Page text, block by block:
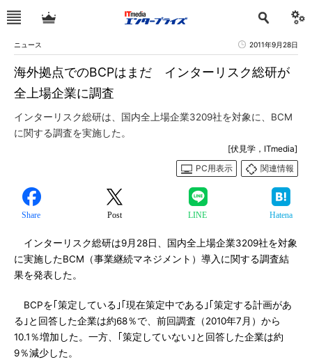
ニュース 2011年9月28日
海外拠点でのBCPはまだ インターリスク総研が
全上場企業に調査
インターリスク総研は、国内全上場企業3209社を対象に、BCM
に関する調査を実施した。
[伏見学，ITmedia]
PC用表示
関連情報
Share Post LINE Hatena
インターリスク総研は9月28日、国内全上場企業3209社を対象
に実施したBCM（事業継続マネジメント）導入に関する調査結
果を発表した。
BCPを｢策定している｣｢現在策定中である｣｢策定する計画があ
る｣と回答した企業は約68％で、前回調査（2010年7月）から
10.1％増加した。一方、｢策定していない｣と回答した企業は約
9％減少した。